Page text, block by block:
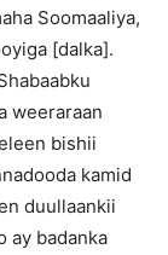
Soomaaliya,
[dalka].
weeraraan
bishii
kamid
duullaankii
ay badanka